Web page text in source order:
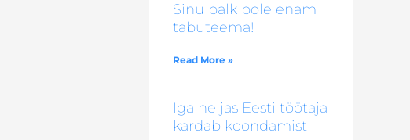
Sinu palk pole enam
tabuteema!
Read More »
Iga neljas Eesti töötaja
kardab koondamist